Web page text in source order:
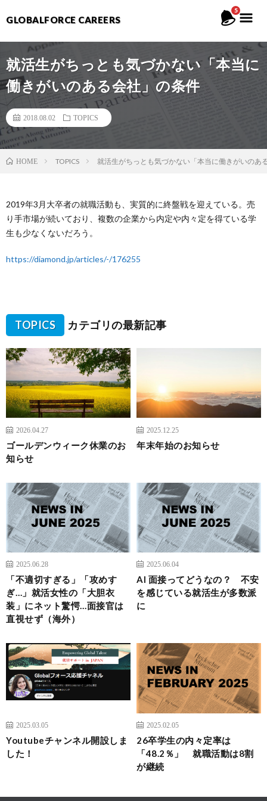
5
GLOBALFORCE CAREERS
就活生がちっとも気づかない「本当に
働きがいのある会社」の条件
2018.08.02 TOPICS
HOME TOPICS 就活生がちっとも気づかない「本当に働きがいのあ
2019年3月大卒者の就職活動も、実質的に終盤戦を迎えている。売
り手市場が続いており、複数の企業から内定や内々定を得ている学
生も少なくないだろう。
https://diamond.jp/articles/-/176255
TOPICS カテゴリの最新記事
2026.04.27
ゴールデンウィーク休業のお
知らせ
2025.12.25
年末年始のお知らせ
2025.06.28
「不適切すぎる」「攻めす
ぎ…」就活女性の「大胆衣
装」にネット驚愕…面接官は
直視せず（海外）
2025.06.04
AI 面接ってどうなの？ 不安
を感じている就活生が多数派
に
2025.03.05
Youtubeチャンネル開設しま
した！
2025.02.05
26卒学生の内々定率は
「48.2％」 就職活動は8割
が継続